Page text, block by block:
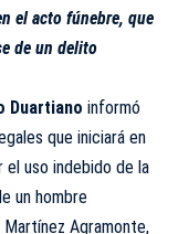
el acto fúnebre, que
de un delito
Duartiano informó
que iniciará en
el uso indebido de la
un hombre
Agramonte,